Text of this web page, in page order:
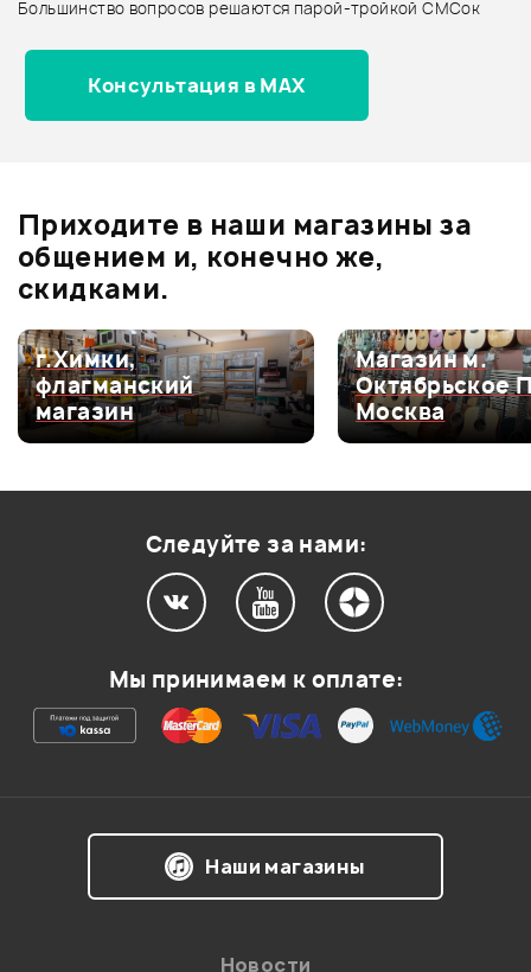
Барабанные палочки ARTBEAT
0.0
Оценка5
0
Оценка4
0
Оценка3
0
Все товары FORCE
Архив товаров - новинки
Ваша оценка:
Большинство вопросов решаются парой-тройкой СМСок
Консультация в MAX
Приходите в наши магазины за
общением и, конечно же,
скидками.
г.Химки,
флагманский
магазин
Магазин м.
Октябрьское
Москва
Следуйте за нами:
Мы принимаем к оплате:
Наши магазины
Новости